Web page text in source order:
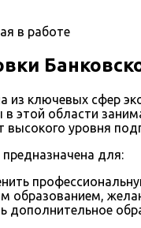
в работе
из ключевых сфер
в этой области
высокого уровня
для:
образованием,
дополнительное